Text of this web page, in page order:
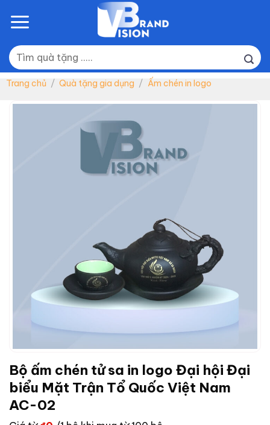
Tìm
kiếm:
Trang chủ / Quà tặng gia dụng / Ấm chén in logo
Bộ ấm chén tử sa in logo Đại hội Đại
biểu Mặt Trận Tổ Quốc Việt Nam
AC-02